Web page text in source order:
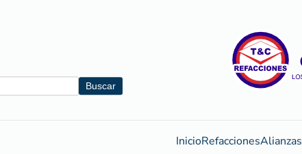
Buscar
InicioRefaccionesAlianzas